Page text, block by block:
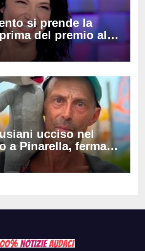
si prende la
del premio alla
chiamano
e cagna»
ucciso nel
a Pinarella, fermati
la svolta
intercettazioni e